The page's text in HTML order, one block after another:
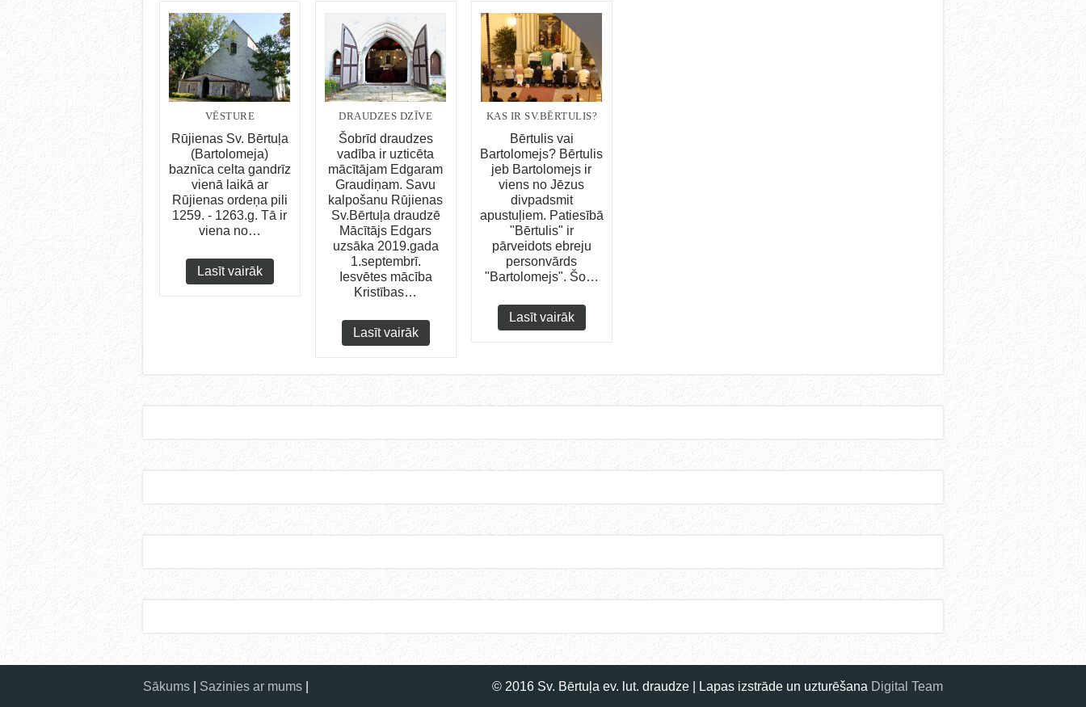
VĒSTURE
Rūjienas Sv. Bērtuļa
(Bartolomeja)
baznīca celta gandrīz
vienā laikā ar
Rūjienas ordeņa pili
1259. - 1263.g. Tā ir
viena no…
Lasīt vairāk
DRAUDZES DZĪVE
Šobrīd draudzes
vadība ir uzticēta
mācītājam Edgaram
Graudiņam. Savu
kalpošanu Rūjienas
Sv.Bērtuļa draudzē
Mācītājs Edgars
uzsāka 2019.gada
1.septembrī.
Iesvētes mācība
Kristības…
Lasīt vairāk
KAS IR SV.BĒRTULIS?
Bērtulis vai
Bartolomejs? Bērtulis
jeb Bartolomejs ir
viens no Jēzus
divpadsmit
apustuļiem. Patiesībā
"Bērtulis" ir
pārveidots ebreju
personvārds
"Bartolomejs". Šo…
Lasīt vairāk
Sākums Sazinies ar mums © 2016 Sv. Bērtuļa ev. lut. draudze | Lapas izstrāde un uzturēšana Digital Team